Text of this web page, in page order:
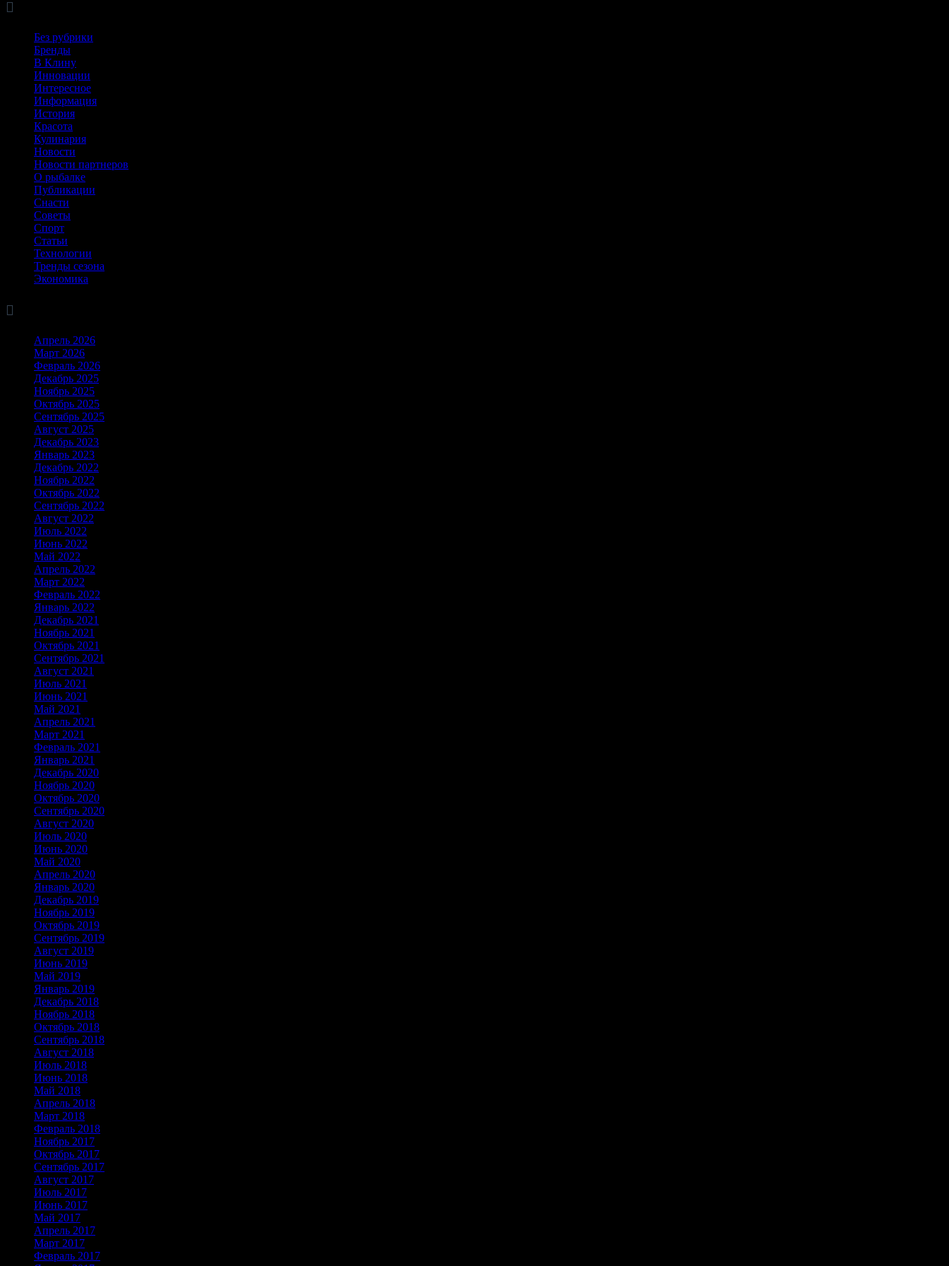

Без рубрики
Бренды
В Клину
Инновации
Интересное
Информация
История
Красота
Кулинария
Новости
Новости партнеров
О рыбалке
Публикации
Снасти
Советы
Спорт
Статьи
Технологии
Тренды сезона
Экономика

Апрель 2026
Март 2026
Февраль 2026
Декабрь 2025
Ноябрь 2025
Октябрь 2025
Сентябрь 2025
Август 2025
Декабрь 2023
Январь 2023
Декабрь 2022
Ноябрь 2022
Октябрь 2022
Сентябрь 2022
Август 2022
Июль 2022
Июнь 2022
Май 2022
Апрель 2022
Март 2022
Февраль 2022
Январь 2022
Декабрь 2021
Ноябрь 2021
Октябрь 2021
Сентябрь 2021
Август 2021
Июль 2021
Июнь 2021
Май 2021
Апрель 2021
Март 2021
Февраль 2021
Январь 2021
Декабрь 2020
Ноябрь 2020
Октябрь 2020
Сентябрь 2020
Август 2020
Июль 2020
Июнь 2020
Май 2020
Апрель 2020
Январь 2020
Декабрь 2019
Ноябрь 2019
Октябрь 2019
Сентябрь 2019
Август 2019
Июнь 2019
Май 2019
Январь 2019
Декабрь 2018
Ноябрь 2018
Октябрь 2018
Сентябрь 2018
Август 2018
Июль 2018
Июнь 2018
Май 2018
Апрель 2018
Март 2018
Февраль 2018
Ноябрь 2017
Октябрь 2017
Сентябрь 2017
Август 2017
Июль 2017
Июнь 2017
Май 2017
Апрель 2017
Март 2017
Февраль 2017